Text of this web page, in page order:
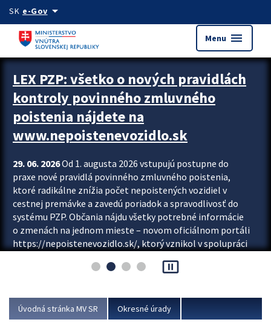
Preskocit na hlavný obsah
SK e-Govarrow_drop_down
Menu menu
Zastavit automatický posun upútavok
LEX PZP: všetko o nových pravidlách
kontroly povinného zmluvného
poistenia nájdete na
www.nepoistenevozidlo.sk
29. 06. 2026Od 1. augusta 2026 vstupujú postupne do
praxe nové pravidlá povinného zmluvného poistenia,
ktoré radikálne znížia počet nepoistených vozidiel v
cestnej premávke a zavedú poriadok a spravodlivosť do
systému PZP. Občania nájdu všetky potrebné informácie
o zmenách na jednom mieste – novom oficiálnom portáli
https://nepoistenevozidlo.sk/, ktorý vznikol v spolupráci
asociácie poisťovní (SLASPO) a Ministerstva vnútra SR.
Viac
pause_presentation
Úvodná stránka MV SR Okresné úrady